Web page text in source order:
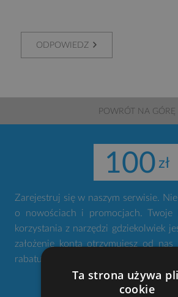
ODPOWIEDZ
POWRÓT NA GÓRĘ
100
Zarejestruj się w naszym serwisie.
o nowościach i promocjach. Twoje
korzystania z narzędzi gdziekolwiek
założenie konta otrzymujesz od nas
rabatu na zakup projektu domu.
Ta strona używa
cookie